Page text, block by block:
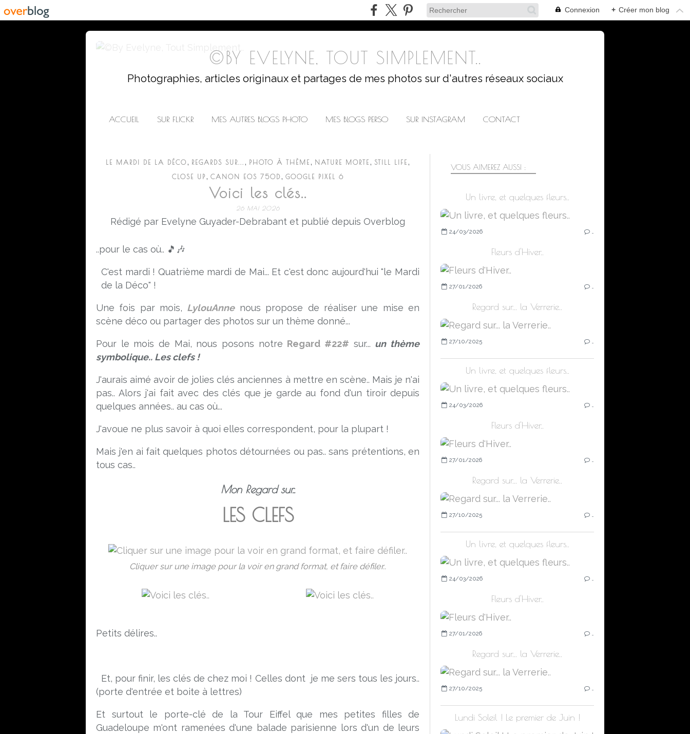
Connexion + Créer mon blog
©BY EVELYNE, TOUT SIMPLEMENT..
Photographies, articles originaux et partages de mes photos sur d'autres réseaux sociaux
ACCUEIL SUR FLICKR MES AUTRES BLOGS PHOTO MES BLOGS PERSO SUR INSTAGRAM CONTACT
LE MARDI DE LA DÉCO , REGARDS SUR... , PHOTO À THÈME , NATURE MORTE , STILL LIFE ,
CLOSE UP , CANON EOS 750D , GOOGLE PIXEL 6
Voici les clés..
26 MAI 2026
Rédigé par Evelyne Guyader-Debrabant et publié depuis Overblog
..pour le cas où.. 🎵🎶
C'est mardi ! Quatrième mardi de Mai... Et c'est donc aujourd'hui "le Mardi
de la Déco" !
Une fois par mois, LylouAnne nous propose de réaliser une mise en
scène déco ou partager des photos sur un thème donné...
Pour le mois de Mai, nous posons notre Regard #22# sur... un thème
symbolique.. Les clefs !
J'aurais aimé avoir de jolies clés anciennes à mettre en scène.. Mais je n'ai
pas.. Alors j'ai fait avec des clés que je garde au fond d'un tiroir depuis
quelques années.. au cas où...
J'avoue ne plus savoir à quoi elles correspondent, pour la plupart !
Mais j'en ai fait quelques photos détournées ou pas.. sans prétentions, en
tous cas..
Mon Regard sur..
LES CLEFS
Cliquer sur une image pour la voir en grand format, et faire défiler..
Petits délires..
Et, pour finir, les clés de chez moi ! Celles dont je me sers tous les jours..
(porte d'entrée et boite à lettres)
Et surtout le porte-clé de la Tour Eiffel que mes petites filles de
Guadeloupe m'ont ramenées d'une balade parisienne lors d'un de leurs
VOUS AIMEREZ AUSSI :
Un livre, et quelques fleurs..
24/03/2026
Fleurs d'Hiver..
27/01/2026
Regard sur... la Verrerie..
27/10/2025
Un livre, et quelques fleurs..
24/03/2026
Fleurs d'Hiver..
27/01/2026
Regard sur... la Verrerie..
27/10/2025
Un livre, et quelques fleurs..
24/03/2026
Fleurs d'Hiver..
27/01/2026
Regard sur... la Verrerie..
27/10/2025
Lundi Soleil ! Le premier de Juin !